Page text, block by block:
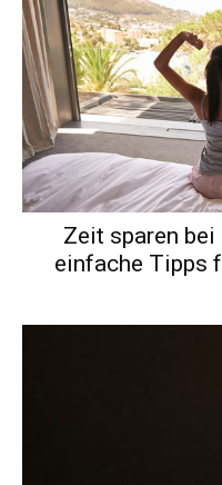
Zeit sparen
einfache Tipps